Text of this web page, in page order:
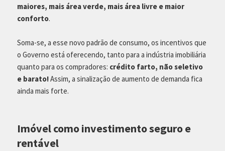
maiores, mais área verde, mais área livre e maior
conforto.
Soma-se, a esse novo padrão de consumo, os incentivos que
o Governo está oferecendo, tanto para a indústria imobiliária
quanto para os compradores: crédito farto, não seletivo
e barato!Assim, a sinalização de aumento de demanda fica
ainda mais forte.
Imóvel como investimento seguro e
rentável